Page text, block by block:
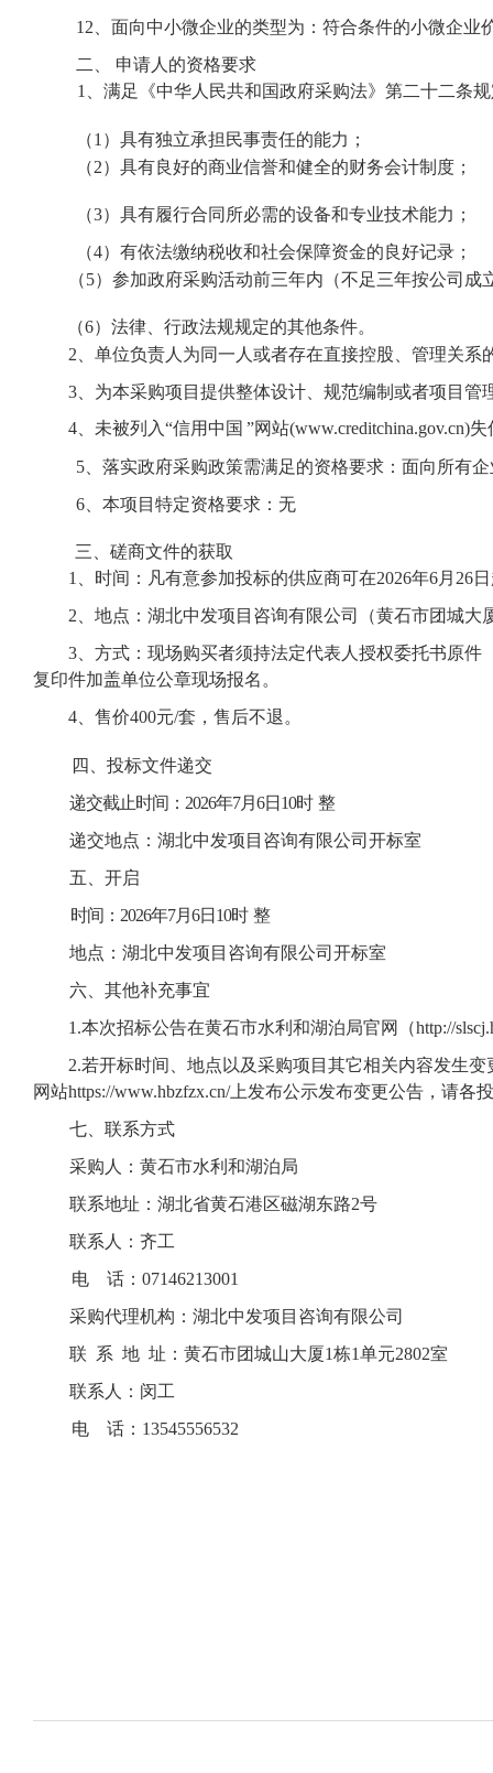
12、面向中小微企业的类型为：符合条件的小微企业
二、
申请人的资格要求
1、满足《中华人民共和国政府采购法》第二十二条
（1）具有独立承担民事责任的能力；
（2）具有良好的商业信誉和健全的财务会计制度；
（3）具有履行合同所必需的设备和专业技术能力；
（4）有依法缴纳税收和社会保障资金的良好记录；
（5）参加政府采购活动前三年内（不足三年按公司成
（6）法律、行政法规规定的其他条件。
2、单位负责人为同一人或者存在直接控股、管理关系
3、为本采购项目提供整体设计、规范编制或者项目管
4、未被列入“信用中国 ”网站(www.creditchina.gov.cn)
5、 落实政府采购政策需满足的资格要求： 面向所有企
6、本项目特定资格要求： 无
三、磋商文件的获取
1、时间：凡有意参加投标的供应商可在2026年6月 26
2、地点：湖北中发项目咨询有限公司（黄石市团城大
3、方式：现场购买者须持法定代表人授权委托书原
复印件加盖单位公章现场报名。
4、售价400元/套，售后不退。
四、投标文件递交
递交截止时间： 2026年7月6日 10时 整
递交地点： 湖北中发项目咨询有限公司 开标室
五、开启
时间： 2026年7月6日 10时 整
地点： 湖北中发项目咨询有限公司 开标室
六、其他补充事宜
1.本次招标公告在黄石市水利和湖泊局官网（http://
2.若开标时间、地点以及采购项目其它相关内容发生变
网站https://www.hbzfzx.cn/上发布公示发布变更公告，请各
七、联系方式
采购人： 黄石市水利和湖泊局
联系地址： 湖北省黄石港区磁湖东路2号
联系人： 齐工
电
话： 07146213001
采购代理机构： 湖北中发项目咨询有限公司
联 系 地 址： 黄石市团城山大厦1栋1单元2802室
联系人： 闵工
电
话： 13545556532